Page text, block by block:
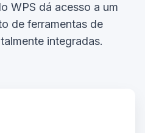
WPS dá acesso a um
de ferramentas de
integradas.